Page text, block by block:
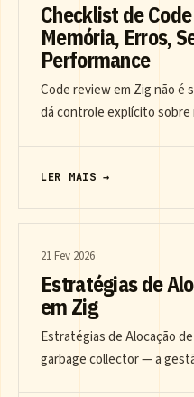
Checklist de
Memória, Erros,
Performance
Code review em Zig não é
dá controle explícito
LER MAIS →
21 Fev 2026
Estratégias de
em Zig
Estratégias de Alocação
garbage collector — a